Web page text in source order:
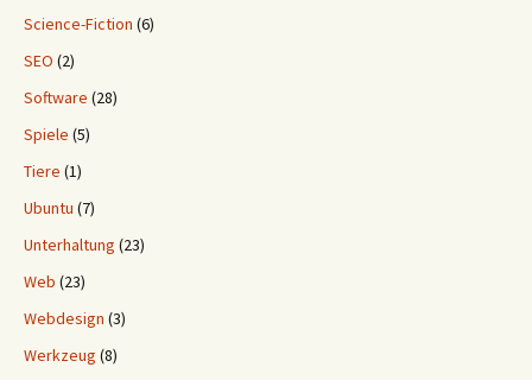
Science-Fiction (6)
SEO (2)
Software (28)
Spiele (5)
Tiere (1)
Ubuntu (7)
Unterhaltung (23)
Web (23)
Webdesign (3)
Werkzeug (8)